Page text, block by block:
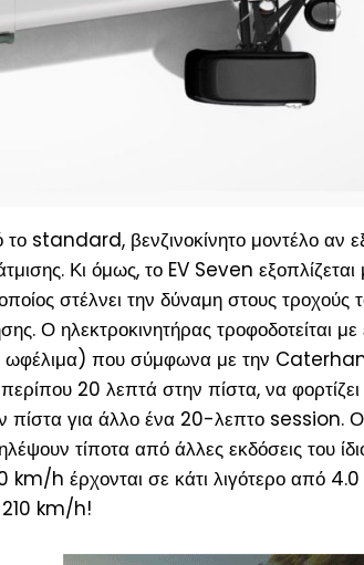
standard, βενζινοκίνητο μοντέλο αν
Κι όμως, το EV Seven
στέλνει την δύναμη στους τροχούς
Ο ηλεκτροκινητήρας τροφοδοτείται με
) που σύμφωνα με την
20 λεπτά στην πίστα, να
πίστα για άλλο ένα 20-λεπτο session.
τίποτα από άλλες εκδόσεις του
h έρχονται σε κάτι λιγότερο από 4.0
210 km/h!